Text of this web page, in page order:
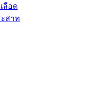
ลือด
สาท